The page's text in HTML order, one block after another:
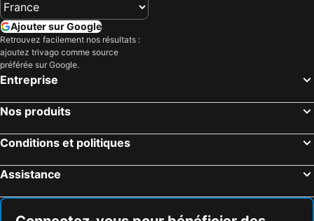
Ajouter sur Google
Retrouvez facilement nos résultats :
ajoutez trivago comme source
préférée sur Google.
Entreprise
Nos produits
Conditions et politiques
Assistance